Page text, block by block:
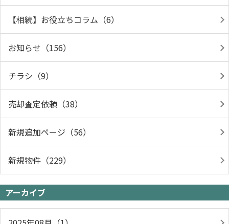
【相続】お役立ちコラム（6）
お知らせ（156）
チラシ（9）
売却査定依頼（38）
新規追加ページ（56）
新規物件（229）
アーカイブ